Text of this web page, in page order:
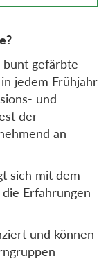
bunt gefärbte
jedem Frühjahr
und
der
an
sich mit dem
Erfahrungen
und können